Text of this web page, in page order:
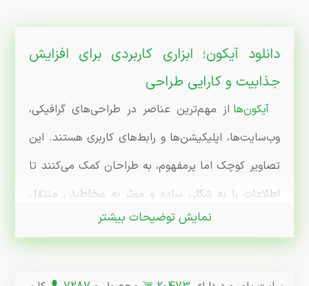
دانلود آیکون؛ ابزاری کاربردی برای افزایش
جذابیت و کارایی طراحی
آیکون‌ها از مهم‌ترین عناصر در طراحی‌های گرافیکی،
وب‌سایت‌ها، اپلیکیشن‌ها و رابط‌های کاربری هستند. این
تصاویر کوچک اما پرمفهوم، به طراحان کمک می‌کنند تا
اطلاعات را به شکلی ساده و موثر به مخاطبان منتقل
کنند. دانلود آیکون‌های آماده و حرفه‌ای به شما امکان
می‌دهد که به‌سرعت و با هزینه کم، پروژه‌های خود را ارتقا
دهید و ظاهر طراحی‌ها را بهبود بخشید. اگر به دنبال
نمایش توضیحات بیشتر